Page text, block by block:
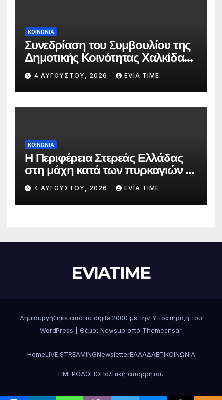
ΚΟΙΝΩΝΙΑ
Συνεδρίαση του Συμβουλίου της
Δημοτικής Κοινότητας Χαλκίδας
την 5 Αυγούστου
4 ΑΥΓΟΎΣΤΟΥ, 2026 EVIA TIME
ΚΟΙΝΩΝΙΑ
Η Περιφέρεια Στερεάς Ελλάδας
στη μάχη κατά των πυρκαγιών –
Δράσεις και στήριξη σε πέντε
περιφερειακές ενότητες
4 ΑΥΓΟΎΣΤΟΥ, 2026 EVIA TIME
EVIATIME
Δημιουργήθηκε από το digital2000 με την Υποστήριξη του
WordPress
Θέμα: Newsup από Themeansar.
HomeLIVE STREAMINGNewsletterΕΛΛΑΔΑΕΠΙΚΟΙΝΩΝΙΑ
ΗΜΕΡΟΛΟΓΙΟΠολιτική απορρήτου